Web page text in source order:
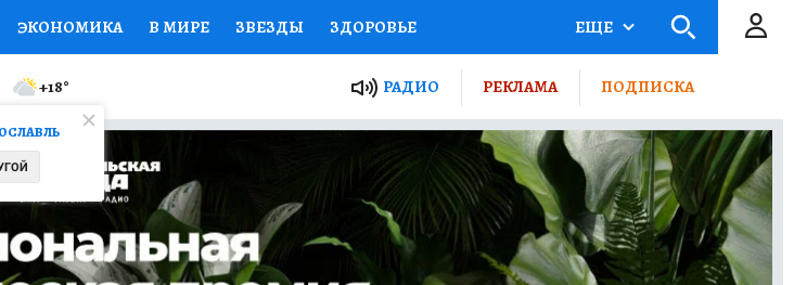
ЭКОНОМИКА В МИРЕ ЗВЕЗДЫ ЗДОРОВЬЕ
НАЦИОНАЛЬНЫЕ ПРОЕКТЫ РОССИИ
Я ЗНАЮ СЕМЬЯ ЖЕНСКИЕ СЕКРЕТЫ ПУТЕВОДИТЕЛЬ
СПЕЦПРОЕКТЫ ДЕФИЦИТ ЖЕЛЕЗА ТУРИЗМ
КОНКУРСЫ РАБОТА У НАС ГИД ПОТРЕБИТЕЛЯ ВСЕ О КП
ЕЩЕ
+18° РАДИО РЕКЛАМА ПОДПИСКА